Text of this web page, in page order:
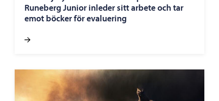
Runeberg Junior inleder sitt arbete och tar
emot böcker för evaluering